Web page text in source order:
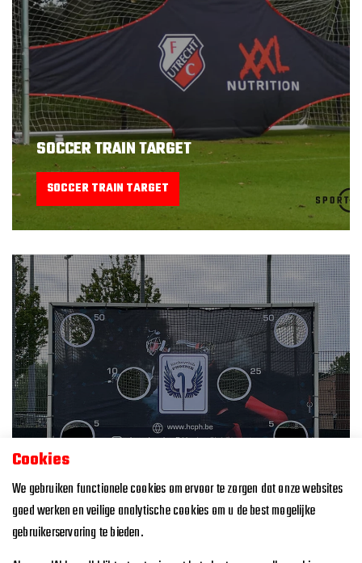
SOCCER TRAIN TARGET
SOCCER TRAIN TARGET
HOCKEY TARGET
Cookies
We gebruiken functionele cookies om ervoor te zorgen dat onze websites
goed werken en veilige analytische cookies om u de best mogelijke
gebruikerservaring te bieden.